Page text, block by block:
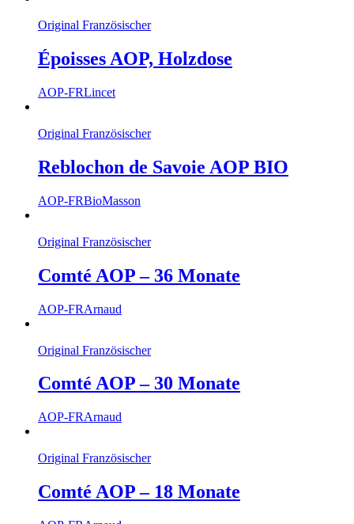
Original Französischer
Époisses AOP, Holzdose
AOP-FRLincet
Original Französischer
Reblochon de Savoie AOP BIO
AOP-FRBioMasson
Original Französischer
Comté AOP – 36 Monate
AOP-FRArnaud
Original Französischer
Comté AOP – 30 Monate
AOP-FRArnaud
Original Französischer
Comté AOP – 18 Monate